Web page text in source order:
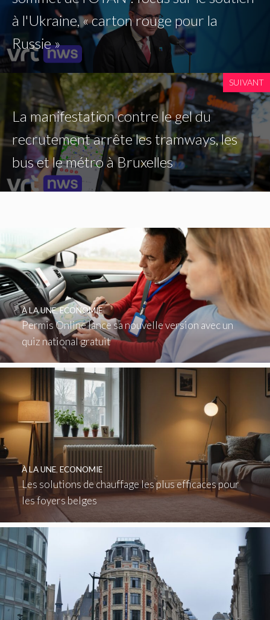
à l'Ukraine, « carton rouge pour la
Russie »
SUIVANT
La manifestation contre le gel du
recrutement arrête les tramways, les
bus et le métro à Bruxelles
Permis Online lance sa nouvelle version avec un
quiz national gratuit
À LA UNE,ECONOMIE
Les solutions de chauffage les plus efficaces pour
les foyers belges
À LA UNE, ECONOMIE